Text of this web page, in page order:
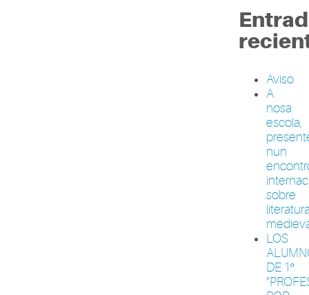
Aviso
A
nosa
escola,
nun
sobre
LOS
DE 1º